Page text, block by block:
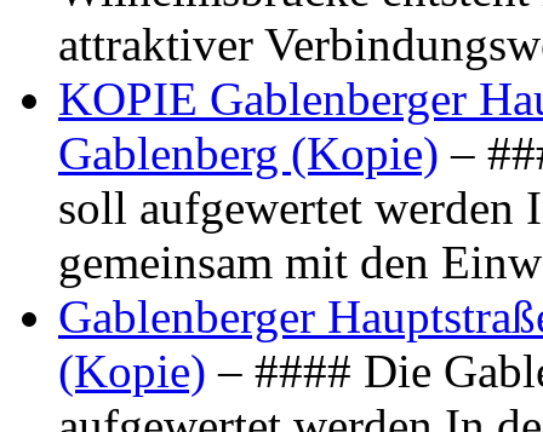
attraktiver
KOPIE Gablenberger
Gablenberg (Kopie) –
soll aufgewertet werden
gemeinsam mit den
Gablenberger
(Kopie) – #### Die